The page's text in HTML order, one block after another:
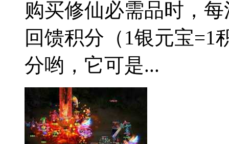
购买修仙必需品时，
回馈积分（1银元宝=1
分哟，它可是...